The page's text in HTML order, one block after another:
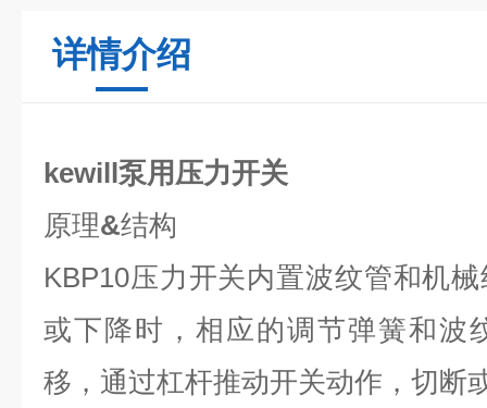
详情介绍
kewill泵用压力开关
原理&结构
KBP10压力开关内置波纹管和机
或下降时，相应的调节弹簧和波
移，通过杠杆推动开关动作，切断